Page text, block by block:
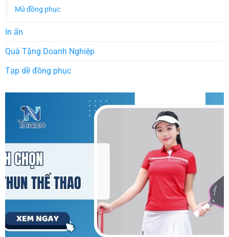
Mũ đồng phục
In ấn
Quà Tặng Doanh Nghiệp
Tạp dề đồng phục